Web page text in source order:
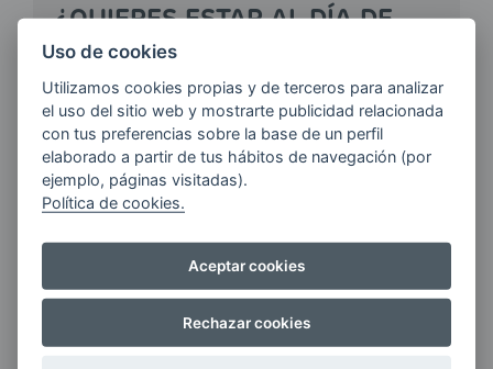
¿QUIERES ESTAR AL DÍA DE
LAS
ÚLTIMAS NOVEDADES?
E-MAIL
Quiero recibir las últimas novedades de AVIA
ENERGIAS por cualquier medio, incluido
electrónico.Más información
Uso de cookies
Utilizamos cookies propias y de terceros para analizar
el uso del sitio web y mostrarte publicidad relacionada
con tus preferencias sobre la base de un perfil
elaborado a partir de tus hábitos de navegación (por
ejemplo, páginas visitadas).
Política de cookies.
Aceptar cookies
Rechazar cookies